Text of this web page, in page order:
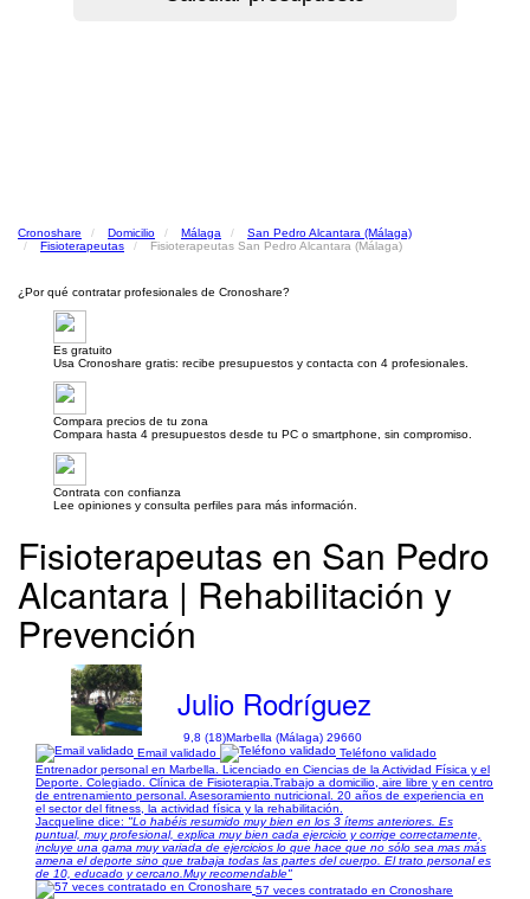
Cronoshare Domicilio Málaga
San Pedro Alcantara (Málaga)
Fisioterapeutas
Fisioterapeutas San Pedro Alcantara (Málaga)
¿Por qué contratar profesionales de Cronoshare?
Es gratuito
Usa Cronoshare gratis: recibe presupuestos y contacta con 4 profesionales.
Compara precios de tu zona
Compara hasta 4 presupuestos desde tu PC o smartphone, sin compromiso.
Contrata con confianza
Lee opiniones y consulta perfiles para más información.
Fisioterapeutas en San Pedro
Alcantara | Rehabilitación y
Prevención
Julio Rodríguez
9,8 (18)Marbella (Málaga) 29660
Email validado
Teléfono validado
Entrenador personal en Marbella. Licenciado en Ciencias de la Actividad Física y el
Deporte. Colegiado. Clínica de Fisioterapia.Trabajo a domicilio, aire libre y en centro
de entrenamiento personal. Asesoramiento nutricional. 20 años de experiencia en
el sector del fitness, la actividad física y la rehabilitación.
Jacqueline dice: "Lo habéis resumido muy bien en los 3 ítems anteriores. Es
puntual, muy profesional, explica muy bien cada ejercicio y corrige correctamente,
incluye una gama muy variada de ejercicios lo que hace que no sólo sea mas más
amena el deporte sino que trabaja todas las partes del cuerpo. El trato personal es
de 10, educado y cercano.Muy recomendable"
57 veces contratado en Cronoshare